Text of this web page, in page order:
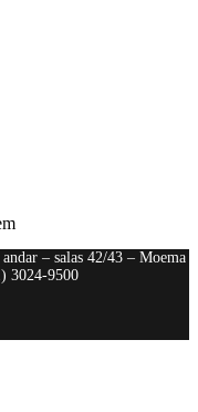
– salas 42/43 – Moema
3024-9500